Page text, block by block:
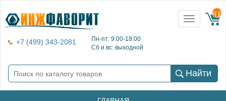
+7 (499) 343-2081
Пн-пт: 9:00-18:00
Сб и вс: выходной
Toggle
navigation
{{
Найти